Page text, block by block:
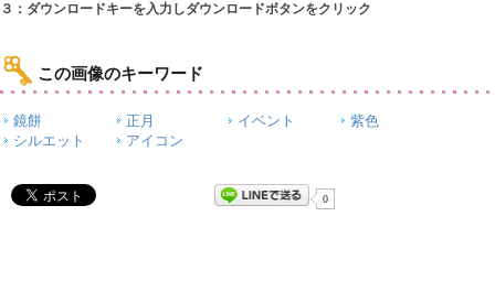
３：ダウンロードキーを入力しダウンロードボタンをクリック
この画像のキーワード
鏡餅 正月 イベント
紫色
シルエット
アイコン
0